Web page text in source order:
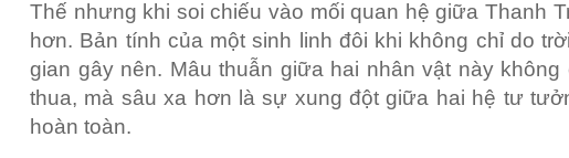
Thế nhưng khi soi chiếu vào mối quan hệ giữa Thanh
hơn. Bản tính của một sinh linh đôi khi không chỉ do
gian gây nên. Mâu thuẫn giữa hai nhân vật này
thua, mà sâu xa hơn là sự xung đột giữa hai hệ tư
hoàn toàn.